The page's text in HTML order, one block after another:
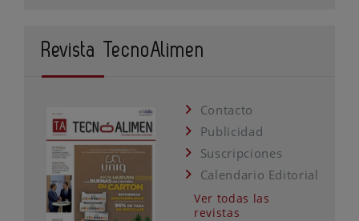
Revista TecnoAlimen
Contacto
Publicidad
Suscripciones
Calendario Editorial
Ver todas las
revistas